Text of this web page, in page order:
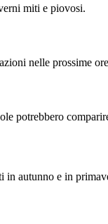
miti e piovosi.
nelle prossime
potrebbero
in autunno e in